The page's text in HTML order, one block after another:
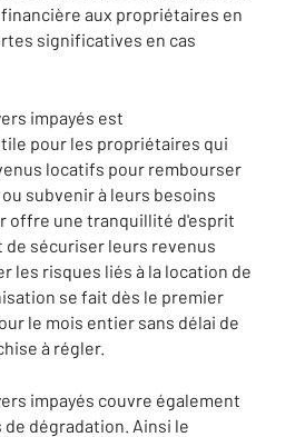
aux propriétaires en
significatives en cas
impayés est
pour les propriétaires qui
locatifs pour rembourser
subvenir à leurs besoins
offre une tranquillité d'esprit
sécuriser leurs revenus
les risques liés à la location de
se fait dès le premier
le mois entier sans délai de
à régler.
impayés couvre également
dégradation. Ainsi le